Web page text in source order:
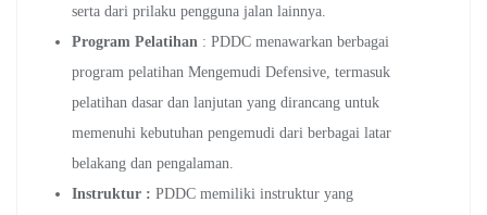
serta dari prilaku pengguna jalan lainnya.
Program Pelatihan : PDDC menawarkan berbagai
program pelatihan Mengemudi Defensive, termasuk
pelatihan dasar dan lanjutan yang dirancang untuk
memenuhi kebutuhan pengemudi dari berbagai latar
belakang dan pengalaman.
Instruktur : PDDC memiliki instruktur yang